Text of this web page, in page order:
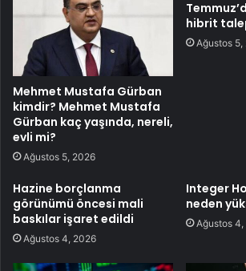
Mehmet Mustafa Gürban
kimdir? Mehmet Mustafa
Gürban kaç yaşında, nereli,
evli mi?
Ağustos 5, 2026
hibrit
Ağustos 5,
Hazine borçlanma
görünümü öncesi mali
baskılar işaret edildi
Ağustos 4, 2026
Integer
neden
Ağustos